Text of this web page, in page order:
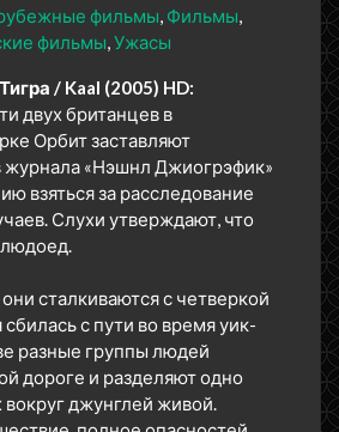
фильмы Фильмы
фильмы Ужасы
/ Kaal (2005) HD:
двух британцев в
Орбит заставляют
журнала «Нэшнл Джиогрэфик»
взяться за расследование
Слухи утверждают, что
сталкиваются с четверкой
сбилась с пути во время уик-
разные группы людей
дороге и разделяют одно
вокруг джунглей живой.